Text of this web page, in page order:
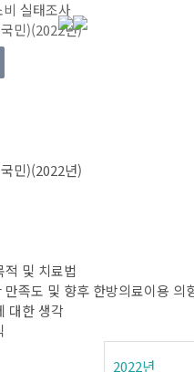
실태조사
민)(2022년)
민)(2022년)
적 및 치료법
족도 및 향후 한방의료이용 의
대한 생각